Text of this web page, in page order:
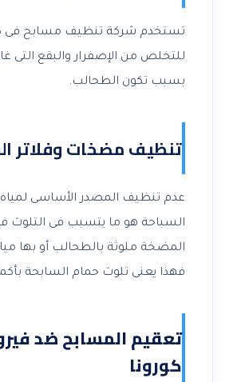
تستخدم شركة تنظيف مسابح فى
للتخلص من الإصفرار والبقع التى
بسبب تكون الطحالب.
تنظيف مضخات وفلاتر
عدم تنظيف المصدر الأساسى
السباحة هو ما يتسبب فى التلوث
المضخة ملوثة بالطحالب أو بها
فهذا يعنى تلوث حمام السابحة
تعقيم المسابح ضد
كورونا